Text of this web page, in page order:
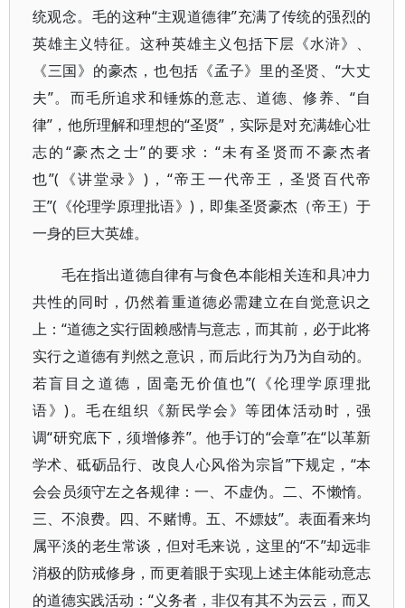
统观念。毛的这种“主观道德律”充满了传统的强烈的
英雄主义特征。这种英雄主义包括下层《水浒》、
《三国》的豪杰，也包括《孟子》里的圣贤、“大丈
夫”。而毛所追求和锤炼的意志、道德、修养、“自
律”，他所理解和理想的“圣贤”，实际是对充满雄心壮
志的“豪杰之士”的要求：“未有圣贤而不豪杰者
也”(《讲堂录》)，“帝王一代帝王，圣贤百代帝
王”(《伦理学原理批语》)，即集圣贤豪杰（帝王）于
一身的巨大英雄。
毛在指出道德自律有与食色本能相关连和具冲力
共性的同时，仍然着重道德必需建立在自觉意识之
上：“道德之实行固赖感情与意志，而其前，必于此将
实行之道德有判然之意识，而后此行为乃为自动的。
若盲目之道德，固毫无价值也”(《伦理学原理批
语》)。毛在组织《新民学会》等团体活动时，强
调“研究底下，须增修养”。他手订的“会章”在“以革新
学术、砥砺品行、改良人心风俗为宗旨”下规定，“本
会会员须守左之各规律：一、不虚伪。二、不懒惰。
三、不浪费。四、不赌博。五、不嫖妓”。表面看来均
属平淡的老生常谈，但对毛来说，这里的“不”却远非
消极的防戒修身，而更着眼于实现上述主体能动意志
的道德实践活动：“义务者，非仅有其不为云云，而又